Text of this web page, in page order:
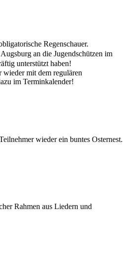
Regenschauer.
an die Jugendschützen im
unterstützt haben!
wieder mit dem regulären
im Terminkalender!
wieder ein buntes Osternest.
Rahmen aus Liedern und